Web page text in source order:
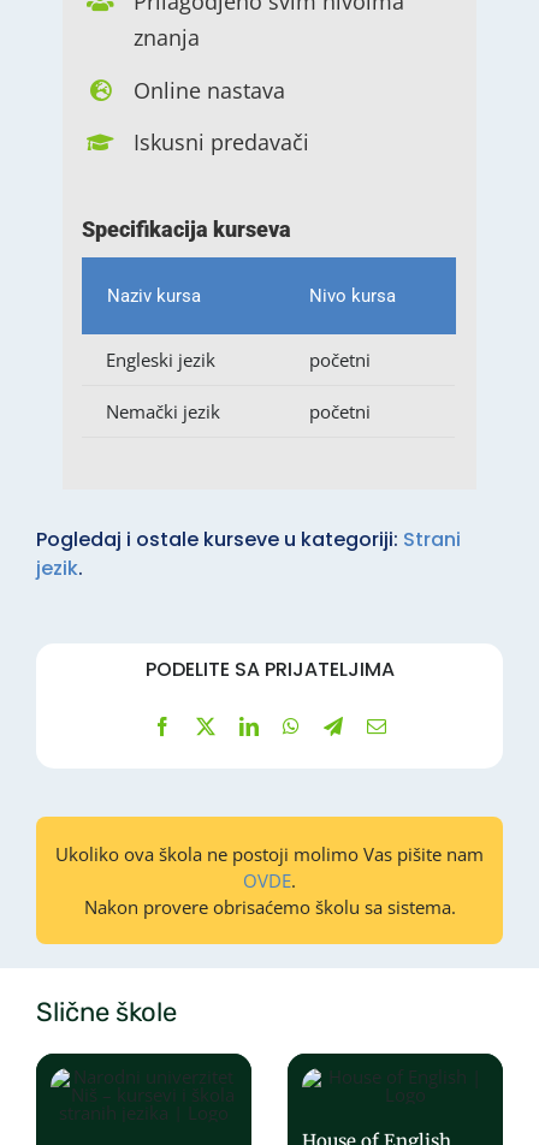
znanja
Online nastava
Iskusni predavači
Specifikacija kurseva
Naziv kursa Nivo kursa
Engleski jezik početni
Nemački jezik početni
Pogledaj i ostale kurseve u kategoriji: Strani
jezik.
PODELITE SA PRIJATELJIMA
Ukoliko ova škola ne postoji molimo Vas pišite nam
OVDE.
Nakon provere obrisaćemo školu sa sistema.
Slične škole